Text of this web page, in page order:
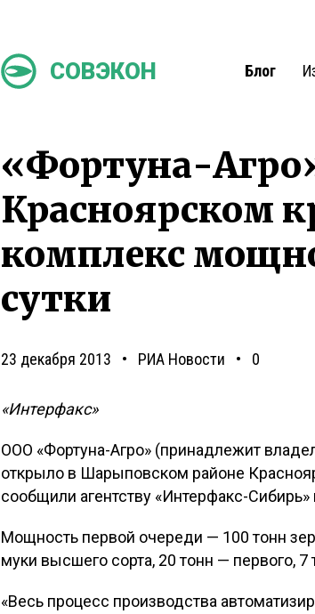
СОВЭКОН Блог
«Фортуна-
Красноярском
комплекс
сутки
23 декабря 2013 РИА Новости 0
«Интерфакс»
ООО «Фортуна-Агро» (принадлежит
открыло в Шарыповском районе
сообщили агентству «Интерфакс-
Мощность первой очереди — 100 тонн
муки высшего сорта, 20 тонн — первого,
«Весь процесс производства